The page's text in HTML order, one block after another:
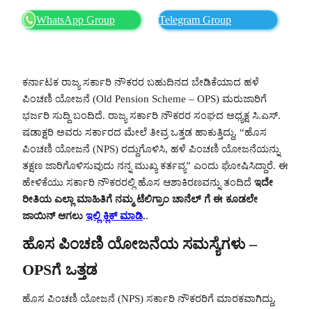
WhatsApp Group Telegram Group
ಕರ್ನಾಟಕ ರಾಜ್ಯ ಸರ್ಕಾರಿ ನೌಕರರ ಬಹುದಿನದ ಬೇಡಿಕೆಯಾದ ಹಳೆ
ಪಿಂಚಣಿ ಯೋಜನೆ (Old Pension Scheme – OPS) ಮರುಜಾರಿಗೆ
ಭರ್ಜರಿ ಸುದ್ದಿ ಬಂದಿದೆ. ರಾಜ್ಯ ಸರ್ಕಾರಿ ನೌಕರರ ಸಂಘದ ಅಧ್ಯಕ್ಷ ಸಿ.ಎಸ್.
ಷಡಾಕ್ಷರಿ ಅವರು ಸರ್ಕಾರದ ಮೇಲೆ ತೀವ್ರ ಒತ್ತಡ ಹಾಕುತ್ತಿದ್ದು, “ಹೊಸ
ಪಿಂಚಣಿ ಯೋಜನೆ (NPS) ರದ್ದುಗೊಳಿಸಿ, ಹಳೆ ಪಿಂಚಣಿ ಯೋಜನೆಯನ್ನು
ತಕ್ಷಣ ಜಾರಿಗೊಳಿಸುವುದು ನನ್ನ ಮುಖ್ಯ ಕರ್ತವ್ಯ” ಎಂದು ಘೋಷಿಸಿದ್ದಾರೆ. ಈ
ಹೇಳಿಕೆಯು ಸರ್ಕಾರಿ ನೌಕರರಲ್ಲಿ ಹೊಸ ಆಶಾಕಿರಣವನ್ನು ತಂದಿದೆ ಇದೇ
ರೀತಿಯ ಎಲ್ಲಾ ಮಾಹಿತಿಗೆ ನಮ್ಮ ಟೆಲಿಗ್ರಾಂ ಚಾನೆಲ್ ಗೆ ಈ ಕೂಡಲೇ
ಜಾಯಿನ್ ಆಗಲು ಇಲ್ಲಿ ಕ್ಲಿಕ್ ಮಾಡಿ..
ಹೊಸ ಪಿಂಚಣಿ ಯೋಜನೆಯ ಸಮಸ್ಯೆಗಳು –
OPSಗೆ ಒತ್ತಡ
ಹೊಸ ಪಿಂಚಣಿ ಯೋಜನೆ (NPS) ಸರ್ಕಾರಿ ನೌಕರರಿಗೆ ಮಾರಕವಾಗಿದ್ದು,